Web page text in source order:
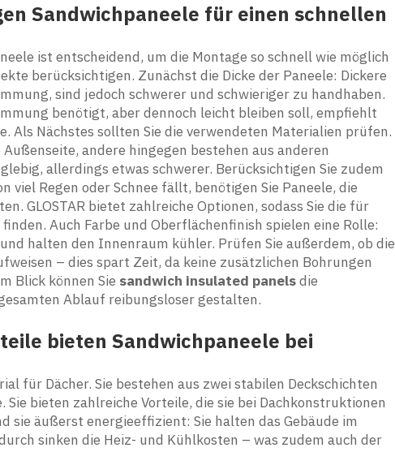
Sandwichpaneele für einen schnellen
ist entscheidend, um die Montage so schnell wie möglich
berücksichtigen. Zunächst die Dicke der Paneele: Dickere
sind jedoch schwerer und schwieriger zu handhaben.
benötigt, aber dennoch leicht bleiben soll, empfiehlt
Als Nächstes sollten Sie die verwendeten Materialien prüfen.
andere hingegen bestehen aus anderen
allerdings etwas schwerer. Berücksichtigen Sie zudem
viel Regen oder Schnee fällt, benötigen Sie Paneele, die
GLOSTAR bietet zahlreiche Optionen, sodass Sie die für
Auch Farbe und Oberflächenfinish spielen eine Rolle:
halten den Innenraum kühler. Prüfen Sie außerdem, ob die
– dies spart Zeit, da keine zusätzlichen Bohrungen
Blick können Sie sandwich insulated panelsdie
Ablauf reibungsloser gestalten.
bieten Sandwichpaneele bei
für Dächer. Sie bestehen aus zwei stabilen Deckschichten
bieten zahlreiche Vorteile, die sie bei Dachkonstruktionen
sie äußerst energieeffizient: Sie halten das Gebäude im
sinken die Heiz- und Kühlkosten – was zudem auch der